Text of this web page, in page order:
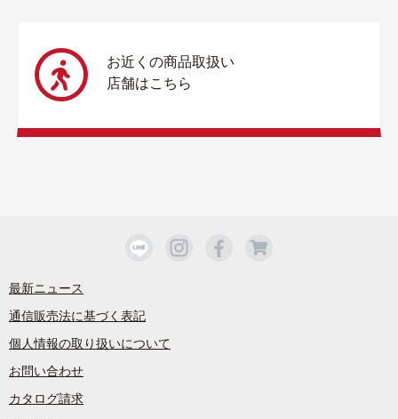
お近くの商品取扱い
店舗はこちら
最新ニュース
通信販売法に基づく表記
個人情報の取り扱いについて
お問い合わせ
カタログ請求